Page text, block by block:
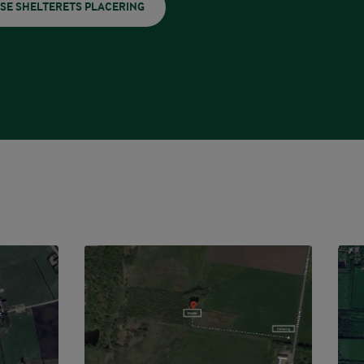
SE SHELTERETS PLACERING